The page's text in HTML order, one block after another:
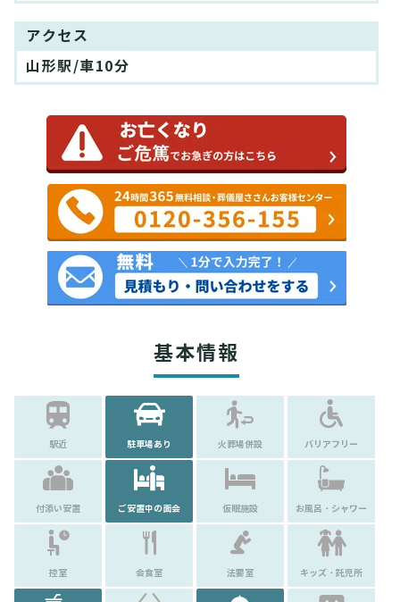
アクセス
山形駅/車10分
基本情報
駅近 駐車場あり 火葬場併設 バリアフリー
付添い安置 ご安置中の面会 仮眠施設 お風呂・シャワー
控室 会食室 法要室 キッズ・託児所